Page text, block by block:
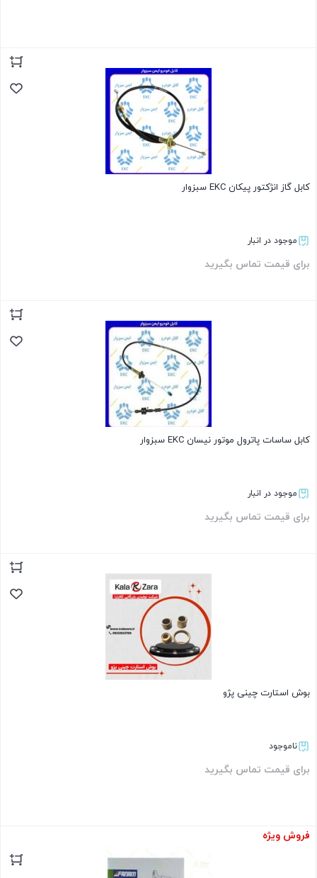
کابل گاز انژکتور پیکان EKC سبزوار
موجود در انبار
برای قیمت تماس بگیرید
کابل ساسات پاترول موتور نیسان EKC سبزوار
موجود در انبار
برای قیمت تماس بگیرید
بوش استارت چینی پژو
ناموجود
برای قیمت تماس بگیرید
بستن
فروش ویژه